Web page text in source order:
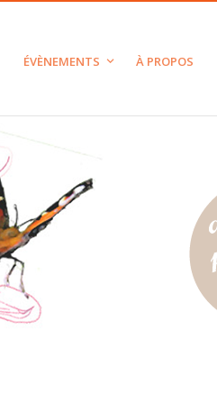
ÉVÈNEMENTS À PROPOS